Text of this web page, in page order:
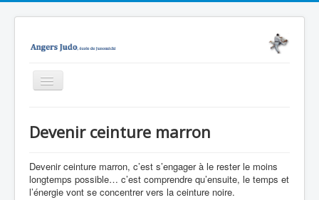
Basculer
Junomichi
Notre école
Evènements
Devenir ceinture marron
Devenir ceinture marron, c’est s’engager à le rester le moins
longtemps possible… c’est comprendre qu’ensuite, le temps et
l’énergie vont se concentrer vers la ceinture noire.